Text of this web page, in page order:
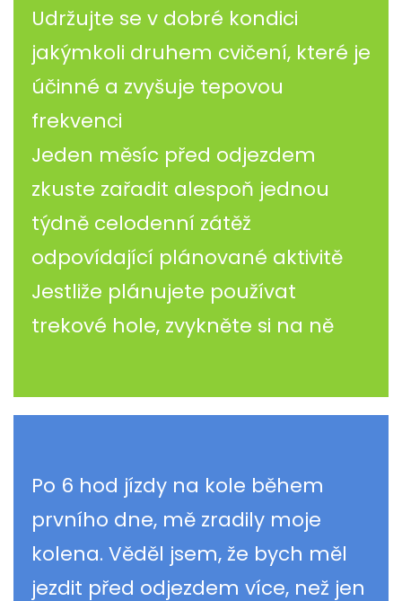
Udržujte se v dobré kondici
jakýmkoli druhem cvičení, které je
účinné a zvyšuje tepovou
frekvenci
Jeden měsíc před odjezdem
zkuste zařadit alespoň jednou
týdně celodenní zátěž
odpovídající plánované aktivitě
Jestliže plánujete používat
trekové hole, zvykněte si na ně
Po 6 hod jízdy na kole během
prvního dne, mě zradily moje
kolena. Věděl jsem, že bych měl
jezdit před odjezdem více, než jen